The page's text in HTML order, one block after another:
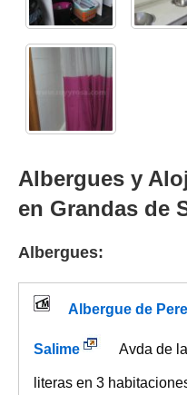
Albergues y
en Grandas de
Albergues:
Albergue de
Salime Avda de
literas en 3